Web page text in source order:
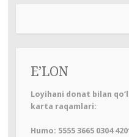
E’LON
Loyihani donat bilan
karta raqamlari:
Humo: 5555 3665 0304